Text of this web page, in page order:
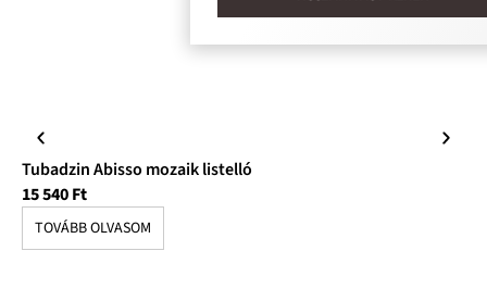
Tubadzin Abisso mozaik listelló
15 540Ft
TOVÁBB OLVASOM